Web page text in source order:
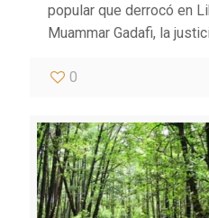
popular que derrocó en
Muammar Gadafi, la
0